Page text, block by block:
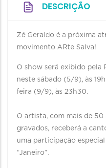
DESCRIÇÃO
Zé Geraldo é a próxima
movimento ARte Salva!
O show será exibido pela
neste sábado (5/9), às
feira (9/9), às 23h30.
O artista, com mais de
gravados, receberá a
uma participação
“Janeiro”.